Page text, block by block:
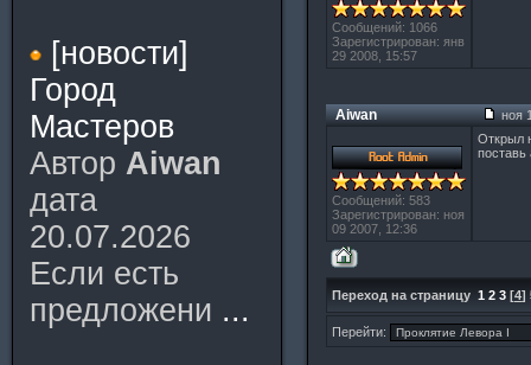
[новости]
Город
Мастеров
Автор Aiwan
дата
20.07.2026
Если есть
предложени ...
Сообщений: 1066
Зарегистрирован: янв
29 2008, 15:57
Aiwan ноя
Сообщений: 583
Зарегистрирован: ноя
09 2007, 12:36
Открыл
поставь
Переход на страницу 1 2 3 [4]
Перейти: